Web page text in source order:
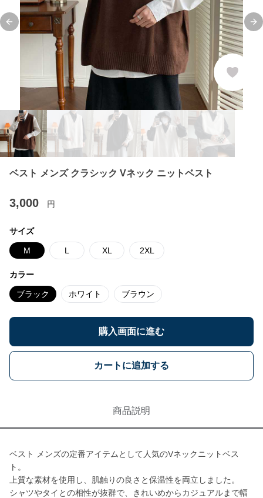
Previous slide
ベスト メンズ クラシック Vネック ニットベスト
3,000 円
サイズ
M L XL 2XL
カラー
ブラック ホワイト ブラウン
購入画面に進む
カートに追加する
商品説明
ベスト メンズの定番アイテムとして人気のVネックニットベス
ト。
上質な素材を使用し、肌触りの良さと保温性を両立しました。
シャツやタイとの相性が抜群で、きれいめからカジュアルまで幅